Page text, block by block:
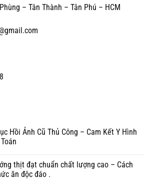
– Tân Thành – Tân Phú – HCM
Hồi Ảnh Cũ Thủ Công – Cam Kết Y Hình
thịt đạt chuẩn chất lượng cao – Cách
ăn độc đáo .